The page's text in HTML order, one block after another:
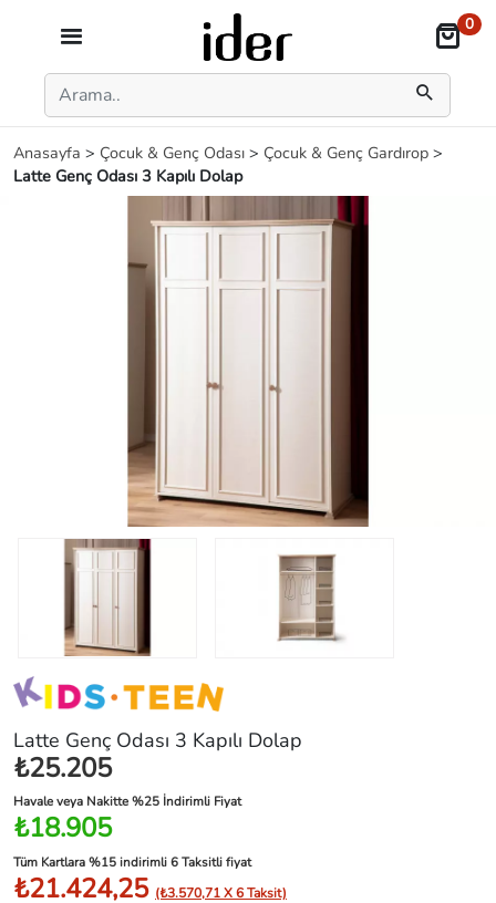
0
Anasayfa > Çocuk & Genç Odası > Çocuk & Genç Gardırop >
Latte Genç Odası 3 Kapılı Dolap
Latte Genç Odası 3 Kapılı Dolap
₺25.205
Havale veya Nakitte %25 İndirimli Fiyat
₺18.905
Tüm Kartlara %15 indirimli 6 Taksitli fiyat
₺21.424,25 (₺3.570,71 X 6 Taksit)